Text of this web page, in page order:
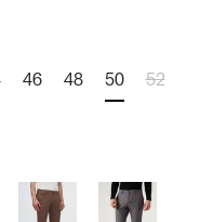
46 48 50
52